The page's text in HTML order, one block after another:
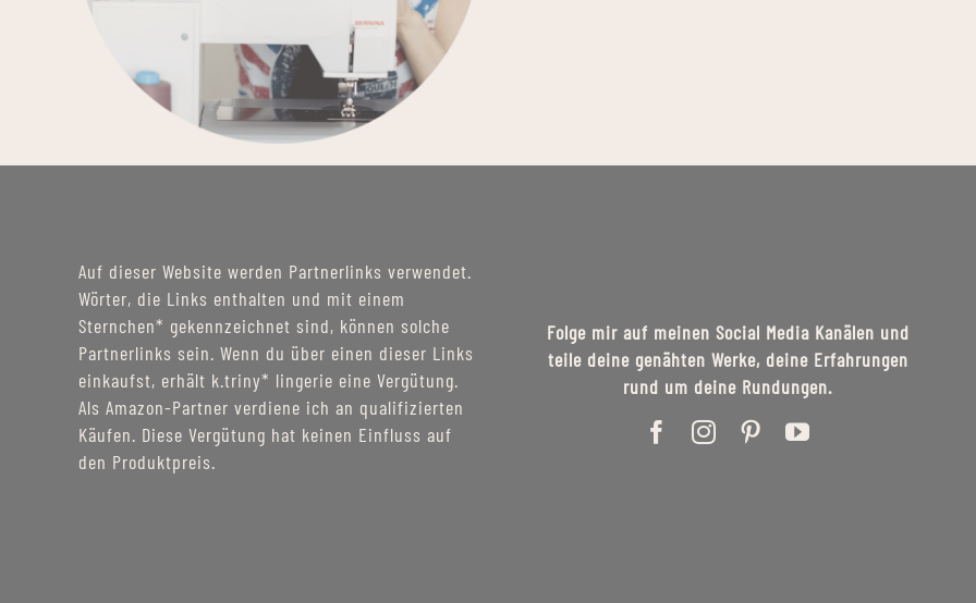
Auf dieser Website werden Partnerlinks verwendet.
Wörter, die Links enthalten und mit einem
Sternchen* gekennzeichnet sind, können solche
Partnerlinks sein. Wenn du über einen dieser Links
einkaufst, erhält k.triny* lingerie eine Vergütung.
Als Amazon-Partner verdiene ich an qualifizierten
Käufen. Diese Vergütung hat keinen Einfluss auf
den Produktpreis.
Folge mir auf meinen Social Media Kanälen und
teile deine genähten Werke, deine Erfahrungen
rund um deine Rundungen.